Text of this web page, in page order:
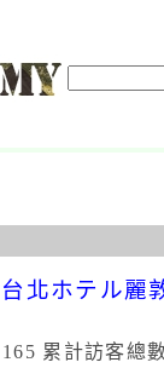
北ホテル
累計訪客總